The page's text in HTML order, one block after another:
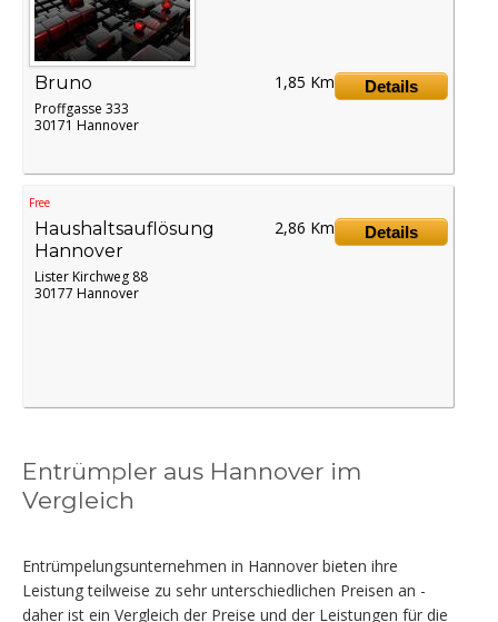
1,85 Km Details
Bruno
Proffgasse 333
30171 Hannover
Free
2,86 Km Details
Haushaltsauflösung
Hannover
Lister Kirchweg 88
30177 Hannover
Entrümpler aus Hannover im
Vergleich
Entrümpelungsunternehmen in Hannover bieten ihre
Leistung teilweise zu sehr unterschiedlichen Preisen an -
daher ist ein Vergleich der Preise und der Leistungen für die